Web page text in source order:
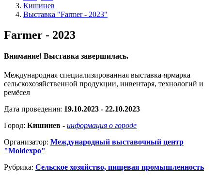
Кишинев
Выставка "Farmer - 2023"
Farmer - 2023
Внимание! Выставка завершилась.
Международная специализированная выставка-ярмарка
сельскохозяйственной продукции, инвентаря, технологий и
ремёсел
Дата проведения: 19.10.2023 - 22.10.2023
Город: Кишинев - информация о городе
Организатор: Международный выставочный центр
"Moldexpo"
Рубрика: Сельское хозяйство, пищевая промышленность